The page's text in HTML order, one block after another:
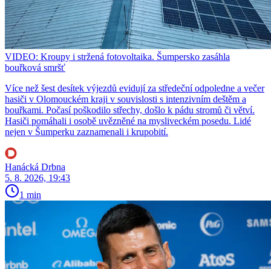
VIDEO: Kroupy i stržená fotovoltaika. Šumpersko zasáhla
bouřková smršť
Více než šest desítek výjezdů evidují za středeční odpoledne a večer
hasiči v Olomouckém kraji v souvislosti s intenzivním deštěm a
bouřkami. Počasí poškodilo střechy, došlo k pádu stromů či větví.
Hasiči pomáhali i osobě uvězněné na mysliveckém posedu. Lidé
nejen v Šumperku zaznamenali i krupobití.
Hanácká Drbna
5. 8. 2026, 19:43
1 min